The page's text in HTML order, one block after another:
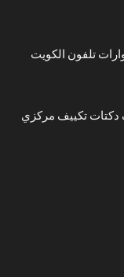
تلفون الكويت
تكييف مركزي